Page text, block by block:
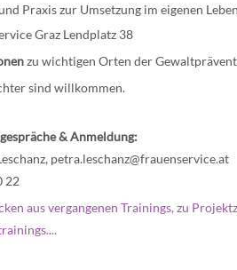
Praxis zur Umsetzung im eigenen
Graz Lendplatz 38
zu wichtigen Orten der
sind willkommen.
& Anmeldung:
petra.leschanz@frauenservice.at
22
aus vergangenen Trainings, zu